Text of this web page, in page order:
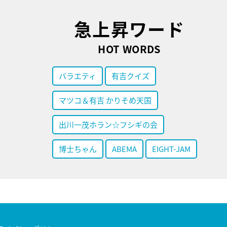
急上昇ワード
HOT WORDS
バラエティ 有吉クイズ
マツコ＆有吉 かりそめ天国
出川一茂ホラン☆フシギの会
博士ちゃん ABEMA EIGHT-JAM